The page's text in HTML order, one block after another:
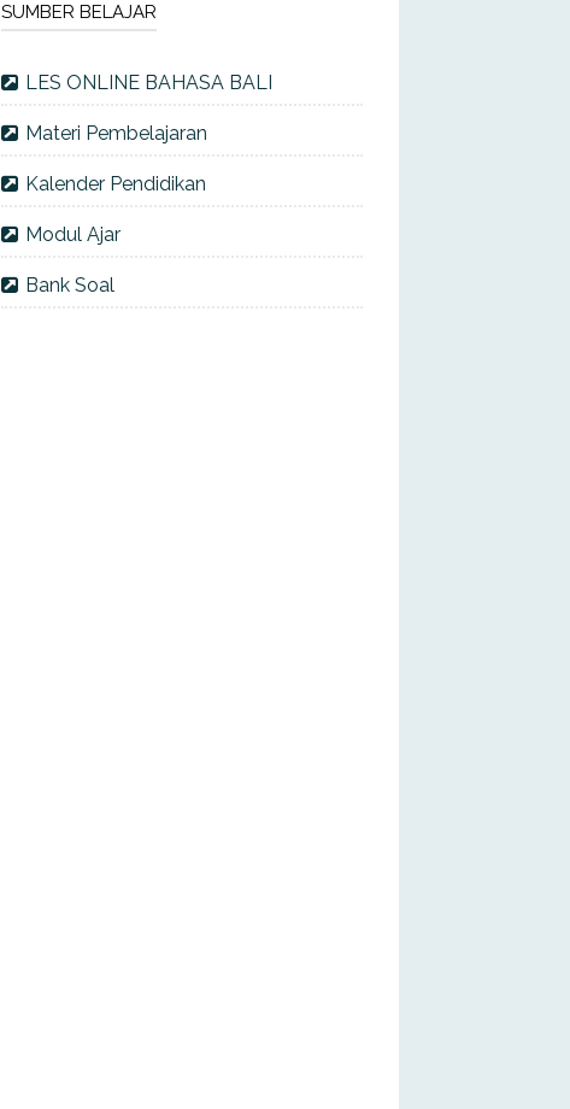
SUMBER BELAJAR
LES ONLINE BAHASA BALI
Materi Pembelajaran
Kalender Pendidikan
Modul Ajar
Bank Soal